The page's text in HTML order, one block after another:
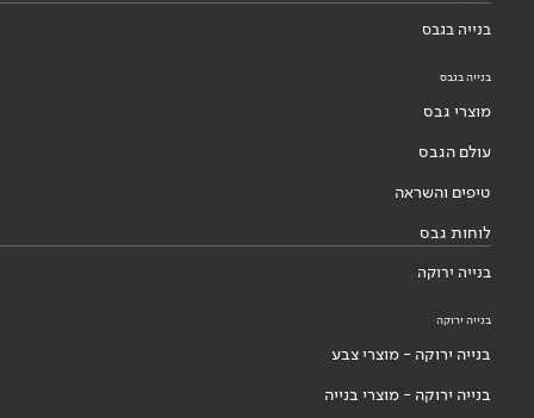
בנייה בגבס
בנייה בגבס
מוצרי גבס
עולם הגבס
טיפים והשראה
לוחות גבס
בנייה ירוקה
בנייה ירוקה
בנייה ירוקה - מוצרי צבע
בנייה ירוקה - מוצרי בנייה